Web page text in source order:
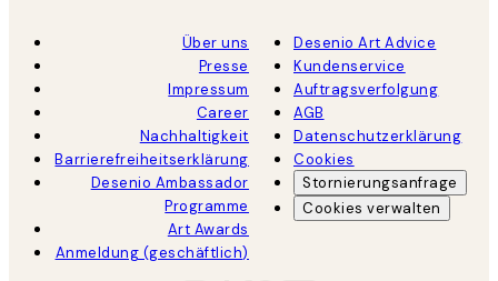
Über uns
Presse
Impressum
Career
Nachhaltigkeit
Barrierefreiheitserklärung
Desenio Ambassador
Programme
Art Awards
Anmeldung (geschäftlich)
Desenio Art Advice
Kundenservice
Auftragsverfolgung
AGB
Datenschutzerklärung
Cookies
Stornierungsanfrage
Cookies verwalten